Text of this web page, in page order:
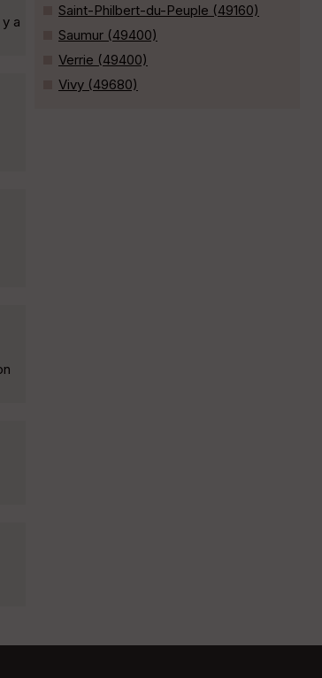
a
Saint-Philbert-du-Peuple (49160)
Saumur (49400)
Verrie (49400)
Vivy (49680)